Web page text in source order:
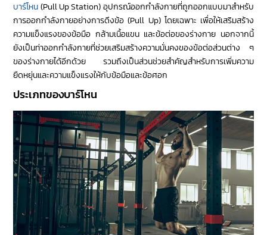
บาร์โหน(Pull Up Station) อุปกรณ์ออกกำลังกายที่ถูกออกแบบมาสำหรับ
การออกกำลังกายอย่างการดึงข้อ (Pull Up) โดยเฉพาะ เพื่อให้เสริมสร้าง
ความแข็งแรงของข้อมือ กล้ามเนื้อแขน และข้อต่อของร่างกาย นอกจากนี้
ยังเป็นท่าออกกำลังกายที่ช่วยเสริมสร้างความมั่นคงของข้อต่อส่วนต่าง ๆ
ของร่างกายได้อีกด้วย รวมถึงเป็นส่วนช่วยสำคัญสำหรับการเพิ่มความ
ยืดหยุ่นและความแข็งแรงให้กับข้อมือและข้อศอก
ประเภทของบาร์โหน